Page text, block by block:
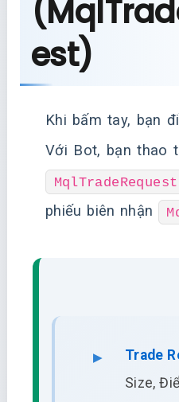
est)
Khi bấm tay, bạn
Với Bot, bạn thao
MqlTradeRequest
phiếu biên nhận
Trade
Size,